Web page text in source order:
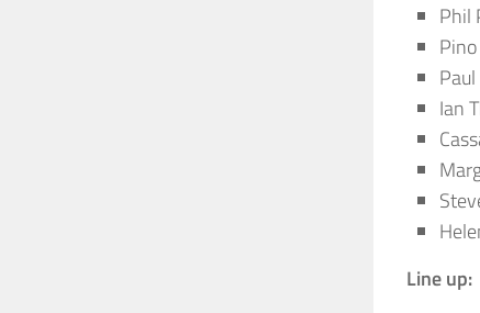
Phil
Ian
Line up: